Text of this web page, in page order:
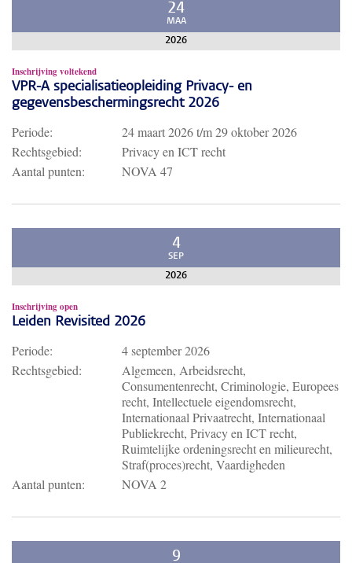
24
MAA
2026
Inschrijving voltekend
VPR-A specialisatieopleiding Privacy- en
gegevensbeschermingsrecht 2026
Periode: 24 maart 2026t/m29 oktober 2026
Rechtsgebied:
Privacy en ICT recht
Aantal punten:
NOVA 47
4
SEP
2026
Inschrijving open
Leiden Revisited 2026
Periode:
4 september 2026
Rechtsgebied:
Algemeen, Arbeidsrecht,
Consumentenrecht, Criminologie, Europees
recht, Intellectuele eigendomsrecht,
Internationaal Privaatrecht, Internationaal
Publiekrecht, Privacy en ICT recht,
Ruimtelijke ordeningsrecht en milieurecht,
Straf(proces)recht, Vaardigheden
Aantal punten:
NOVA 2
9